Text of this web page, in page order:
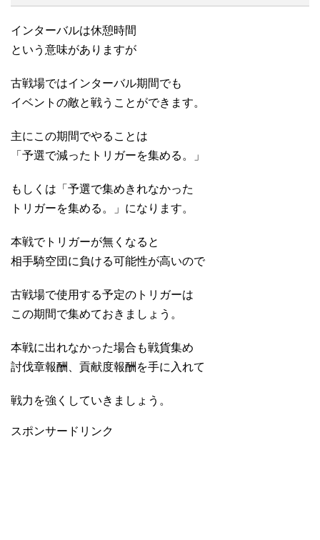
インターバルは休憩時間
という意味がありますが
古戦場ではインターバル期間でも
イベントの敵と戦うことができます。
主にこの期間でやることは
「予選で減ったトリガーを集める。」
もしくは「予選で集めきれなかった
トリガーを集める。」になります。
本戦でトリガーが無くなると
相手騎空団に負ける可能性が高いので
古戦場で使用する予定のトリガーは
この期間で集めておきましょう。
本戦に出れなかった場合も戦貨集め
討伐章報酬、貢献度報酬を手に入れて
戦力を強くしていきましょう。
スポンサードリンク